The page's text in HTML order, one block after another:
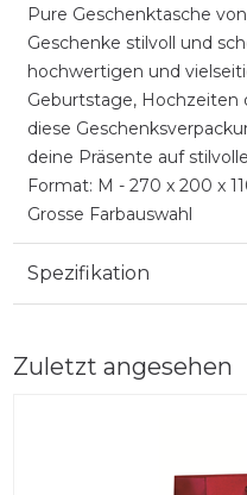
Pure Geschenktasche
Geschenke stilvoll und
hochwertigen und
Geburtstage, Hochzeiten
diese
deine Präsente auf
Format: M - 270 x 200 x
Grosse Farbauswahl
Spezifikation
Zuletzt angesehen